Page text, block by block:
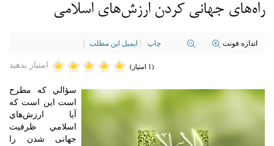
راه‌هاي جهاني كردن ارزش‌هاي اسلامي
اندازه فونت چاپ ایمیل این مطلب
امتیاز بدهید (1 امتیاز)
سؤالي كه مطرح
است اين است كه
آيا ارزش‌هاي
اسلامي ظرفيت
جهانی شدن را